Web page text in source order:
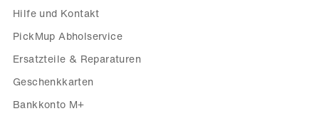
Hilfe und Kontakt
PickMup Abholservice
Ersatzteile & Reparaturen
Geschenkkarten
Bankkonto M+